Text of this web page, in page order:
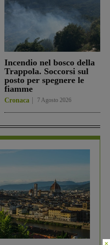
Incendio nel bosco della
Trappola. Soccorsi sul
posto per spegnere le
fiamme
Cronaca 7 Agosto 2026
×